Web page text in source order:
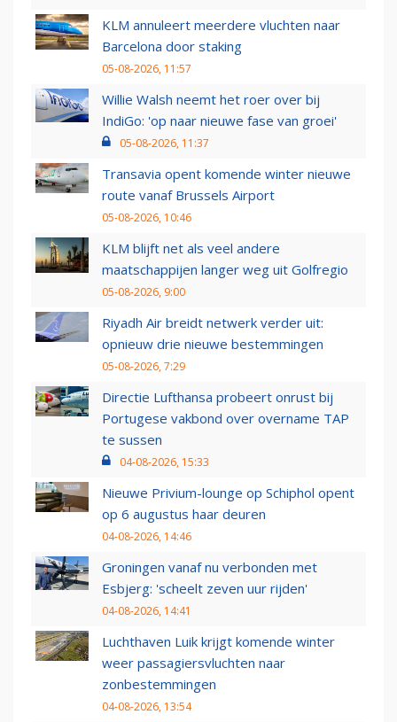
KLM annuleert meerdere vluchten naar
Barcelona door staking
05-08-2026, 11:57
Willie Walsh neemt het roer over bij
IndiGo: 'op naar nieuwe fase van groei'
05-08-2026, 11:37
Transavia opent komende winter nieuwe
route vanaf Brussels Airport
05-08-2026, 10:46
KLM blijft net als veel andere
maatschappijen langer weg uit Golfregio
05-08-2026, 9:00
Riyadh Air breidt netwerk verder uit:
opnieuw drie nieuwe bestemmingen
05-08-2026, 7:29
Directie Lufthansa probeert onrust bij
Portugese vakbond over overname TAP
te sussen
04-08-2026, 15:33
Nieuwe Privium-lounge op Schiphol opent
op 6 augustus haar deuren
04-08-2026, 14:46
Groningen vanaf nu verbonden met
Esbjerg: 'scheelt zeven uur rijden'
04-08-2026, 14:41
Luchthaven Luik krijgt komende winter
weer passagiersvluchten naar
zonbestemmingen
04-08-2026, 13:54